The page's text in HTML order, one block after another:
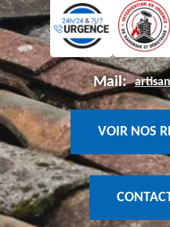
Mail:
VOIR NOS